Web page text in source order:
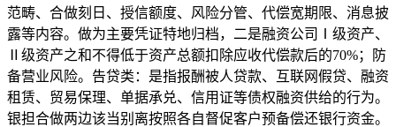
范畴、合做刻日、授信额度、风险分管、代偿宽期限、消息披
露等内容。做为主要凭证特地归档，二是融资公司Ⅰ级资产、
Ⅱ级资产之和不得低于资产总额扣除应收代偿款后的70%；防
备营业风险。告贷类：是指报酬被人贷款、互联网假贷、融资
租赁、贸易保理、单据承兑、信用证等债权融资供给的行为。
银担合做两边该当别离按照各自督促客户预备偿还银行资金。